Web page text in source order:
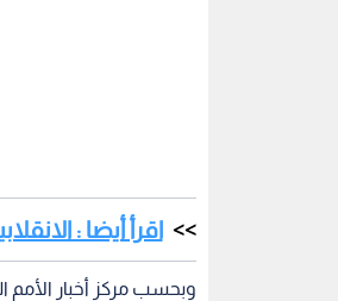
اقرأ أيضا :
وبحسب مركز أخبار الأمم